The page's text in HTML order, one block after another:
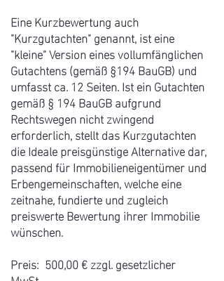
Eine Kurzbewertung auch
"Kurzgutachten" genannt, ist eine
"kleine" Version eines vollumfänglichen
Gutachtens (gemäß §194 BauGB) und
umfasst ca. 12 Seiten. Ist ein Gutachten
gemäß § 194 BauGB aufgrund
Rechtswegen nicht zwingend
erforderlich, stellt das Kurzgutachten
die Ideale preisgünstige Alternative dar,
passendfür Immobilieneigentümer und
Erbengemeinschaften, welche eine
zeitnahe, fundierte und zugleich
preiswerte Bewertung ihrer Immobilie
wünschen.
Preis: 500,00 € zzgl. gesetzlicher